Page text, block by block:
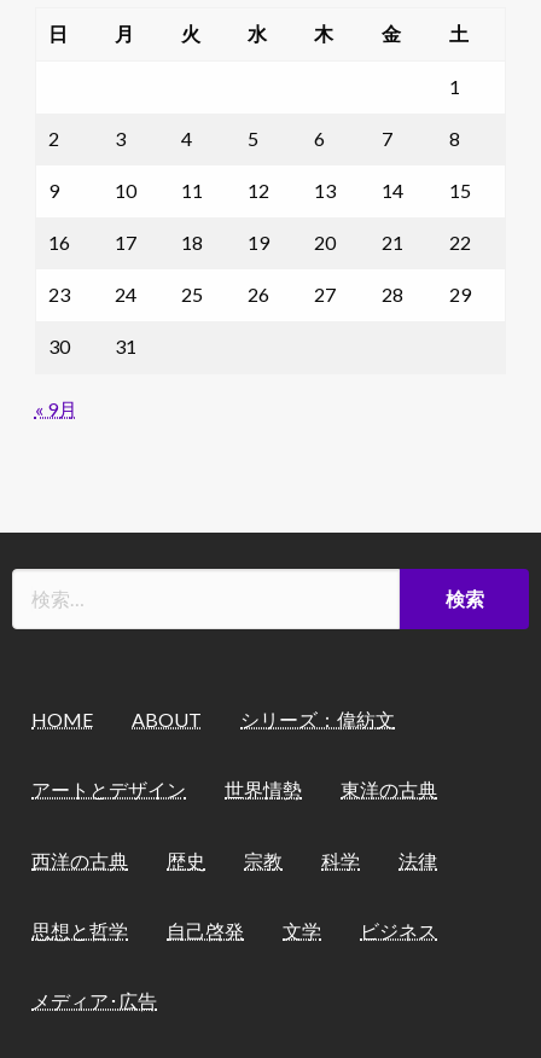
日 月 火 水 木 金 土
1
2 3 4 5 6 7 8
9 10 11 12 13 14 15
16 17 18 19 20 21 22
23 24 25 26 27 28 29
30 31
« 9月
HOME ABOUT シリーズ：偉紡文
アートとデザイン 世界情勢 東洋の古典
西洋の古典 歴史 宗教 科学 法律
思想と哲学 自己啓発 文学 ビジネス
メディア･広告